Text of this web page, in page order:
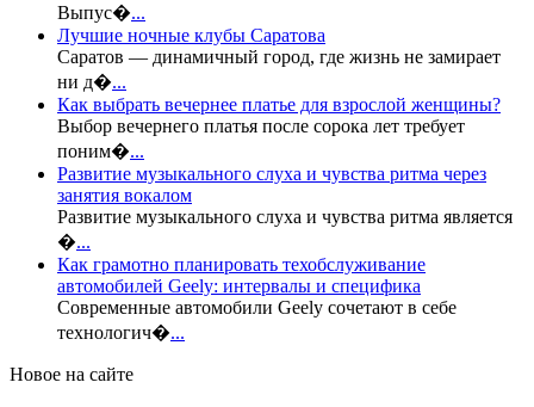
Выпус�...
Лучшие ночные клубы Саратова
Саратов — динамичный город, где жизнь не замирает
ни д�...
Как выбрать вечернее платье для взрослой женщины?
Выбор вечернего платья после сорока лет требует
поним�...
Развитие музыкального слуха и чувства ритма через
занятия вокалом
Развитие музыкального слуха и чувства ритма является
�...
Как грамотно планировать техобслуживание
автомобилей Geely: интервалы и специфика
Современные автомобили Geely сочетают в себе
технологич�...
Новое на сайте